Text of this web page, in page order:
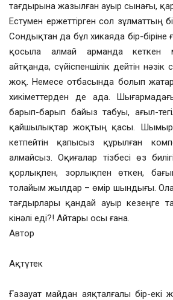
тағдырына жазылған ауыр сынағы,
Естумен ержеттірген сол зұлматтың
Сондықтан да бұл хикаяда бір-
қосыла алмай арманда кеткен
айтқанда, сүйіспеншілік дейтін нәзік
жоқ. Немесе отбасында болып
хикіметтерден де ада.
барып-барып байыз табуы, ағыл-
қайшылықтар жоқтың қасы. Шымыр
кетпейтін қапысыз құрылған
алмайсыз. Оқиғалар тізбесі өз
қорлықпен, зорлықпен өткен,
толайым жылдар – өмір шындығы.
тағдырлары қандай ауыр кезеңге
кінәлі еді?! Айтары осы ғана.
Автор
Ақтүтек
Ғазауат майдан аяқталғалы бір-екі